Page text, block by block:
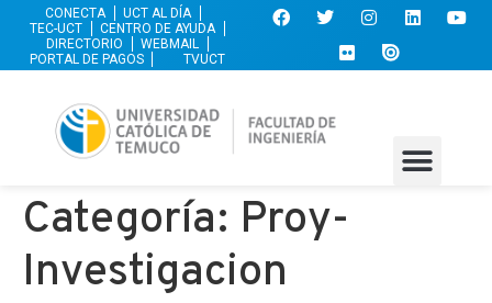
CONECTA
UCT AL DÍA
TEC-UCT
CENTRO DE AYUDA
DIRECTORIO
WEBMAIL
PORTAL DE PAGOS
TVUCT
Categoría: Proy-
Investigacion